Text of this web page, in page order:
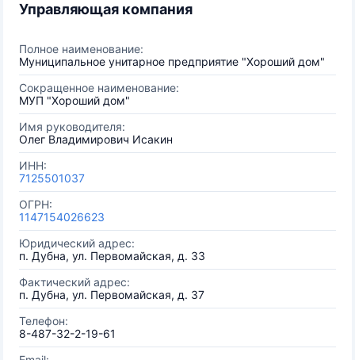
Управляющая компания
Полное наименование:
Муниципальное унитарное предприятие "Хороший дом"
Сокращенное наименование:
МУП "Хороший дом"
Имя руководителя:
Олег Владимирович Исакин
ИНН:
7125501037
ОГРН:
1147154026623
Юридический адрес:
п. Дубна, ул. Первомайская, д. 33
Фактический адрес:
п. Дубна, ул. Первомайская, д. 37
Телефон:
8-487-32-2-19-61